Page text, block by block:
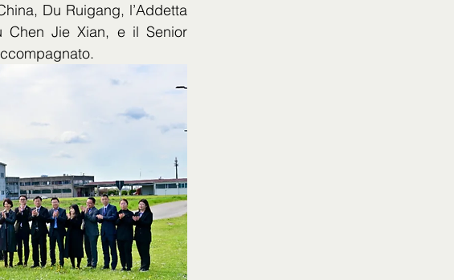
Du Ruigang, l’Addetta
Chen Jie Xian, e il Senior